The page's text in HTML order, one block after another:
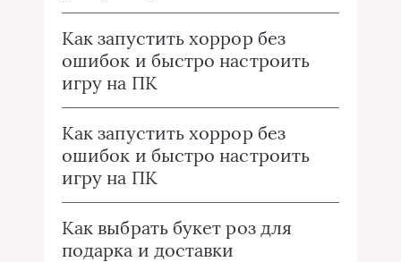
Как запустить хоррор без
ошибок и быстро настроить
игру на ПК
Как запустить хоррор без
ошибок и быстро настроить
игру на ПК
Как выбрать букет роз для
подарка и доставки